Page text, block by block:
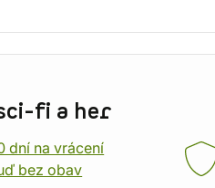
fi a her
dní na vrácení
bez obav